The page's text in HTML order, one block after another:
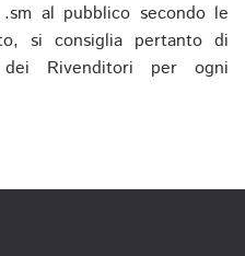
al pubblico secondo le
si consiglia pertanto di
Rivenditori per ogni